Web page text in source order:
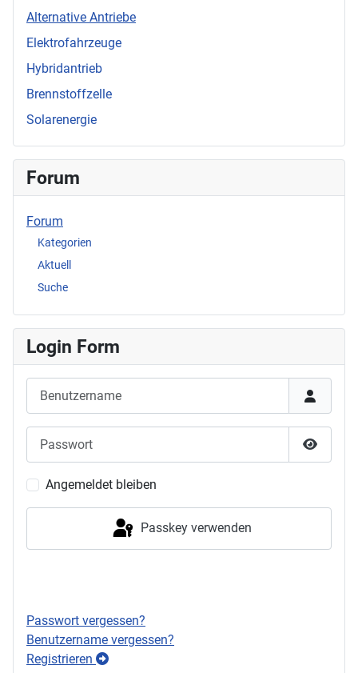
Alternative Antriebe
Elektrofahrzeuge
Hybridantrieb
Brennstoffzelle
Solarenergie
Forum
Forum
Kategorien
Aktuell
Suche
Login Form
Angemeldet bleiben
Passkey verwenden
Passwort vergessen?
Benutzername vergessen?
Registrieren